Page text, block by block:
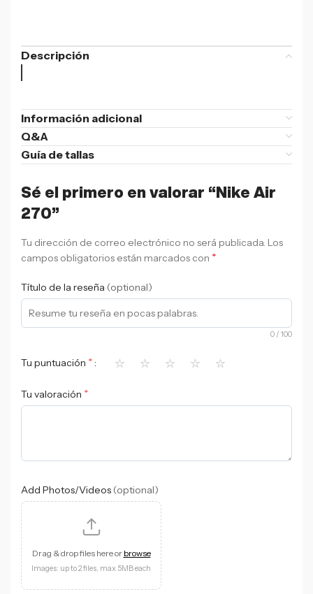
Descripción
Información adicional
Q&A
Guía de tallas
Sé el primero en valorar “Nike Air
270”
Tu dirección de correo electrónico no será publicada. Los
campos obligatorios están marcados con *
Título de la reseña (optional)
0 / 100
Tu puntuación * ⭐ ⭐ ⭐ ⭐ ⭐
Tu valoración *
Add Photos/Videos (optional)
Drag & drop files here or browse
Images: up to 2 files, max 5MB each